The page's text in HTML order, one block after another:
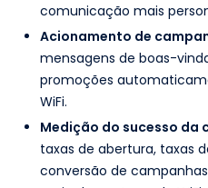
comunicação mais
Acionamento de
mensagens de boas-
promoções
WiFi.
Medição do sucesso da
taxas de abertura, taxas
conversão de